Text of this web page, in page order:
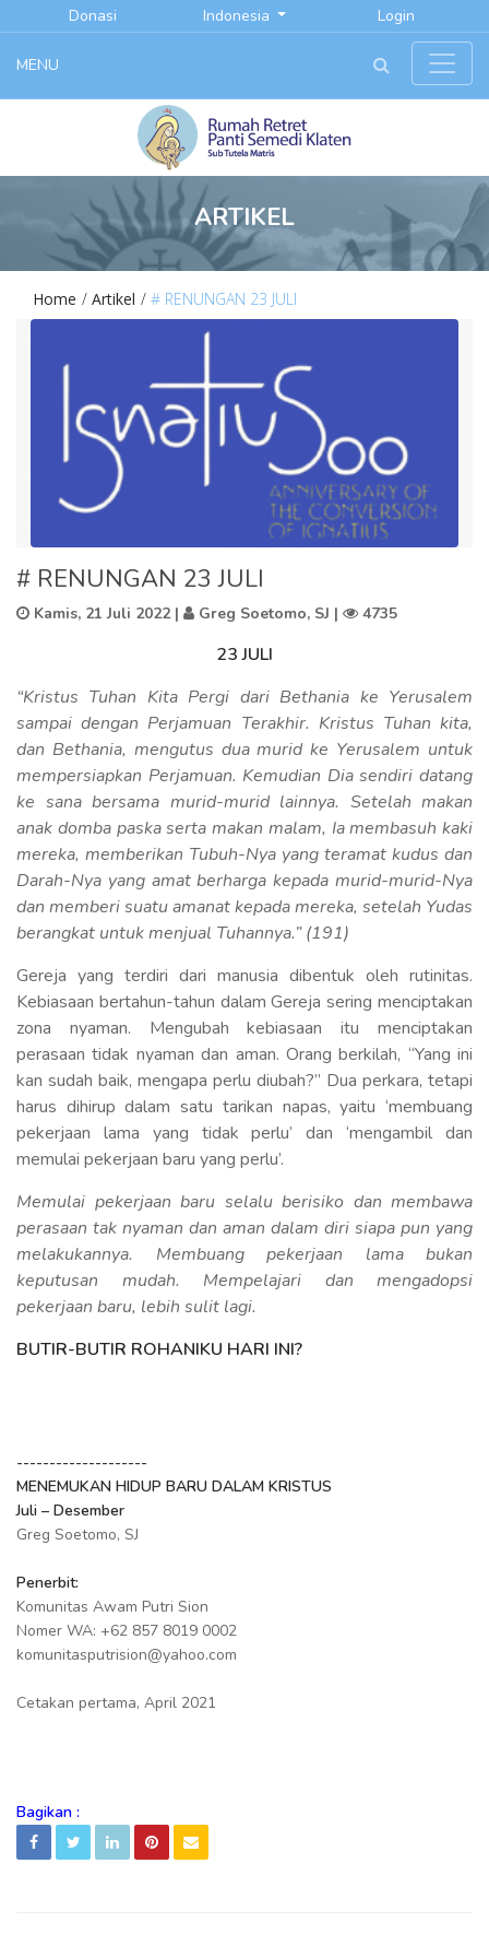
Donasi Indonesia Login
MENU
ARTIKEL
Home Artikel # RENUNGAN 23 JULI
# RENUNGAN 23 JULI
Kamis, 21 Juli 2022| Greg Soetomo, SJ | 4735
23 JULI
“Kristus Tuhan Kita Pergi dari Bethania ke Yerusalem
sampai dengan Perjamuan Terakhir. Kristus Tuhan kita,
dan Bethania, mengutus dua murid ke Yerusalem untuk
mempersiapkan Perjamuan. Kemudian Dia sendiri datang
ke sana bersama murid-murid lainnya. Setelah makan
anak domba paska serta makan malam, Ia membasuh kaki
mereka, memberikan Tubuh-Nya yang teramat kudus dan
Darah-Nya yang amat berharga kepada murid-murid-Nya
dan memberi suatu amanat kepada mereka, setelah Yudas
berangkat untuk menjual Tuhannya.” (191)
Gereja yang terdiri dari manusia dibentuk oleh rutinitas.
Kebiasaan bertahun-tahun dalam Gereja sering menciptakan
zona nyaman. Mengubah kebiasaan itu menciptakan
perasaan tidak nyaman dan aman. Orang berkilah, “Yang ini
kan sudah baik, mengapa perlu diubah?” Dua perkara, tetapi
harus dihirup dalam satu tarikan napas, yaitu ‘membuang
pekerjaan lama yang tidak perlu’ dan ‘mengambil dan
memulai pekerjaan baru yang perlu’.
Memulai pekerjaan baru selalu berisiko dan membawa
perasaan tak nyaman dan aman dalam diri siapa pun yang
melakukannya. Membuang pekerjaan lama bukan
keputusan mudah. Mempelajari dan mengadopsi
pekerjaan baru, lebih sulit lagi.
BUTIR-BUTIR ROHANIKU HARI INI?
--------------------
MENEMUKAN HIDUP BARU DALAM KRISTUS
Juli – Desember
Greg Soetomo, SJ
Penerbit:
Komunitas Awam Putri Sion
Nomer WA: +62 857 8019 0002
komunitasputrision@yahoo.com
Cetakan pertama, April 2021
Bagikan :